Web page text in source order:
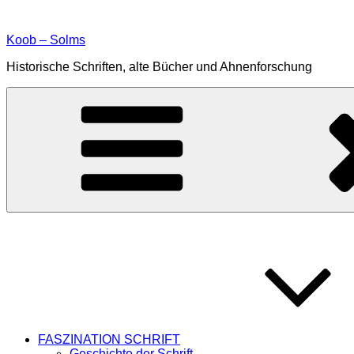
springen
Koob – Solms
Historische Schriften, alte Bücher und Ahnenforschung
FASZINATION SCHRIFT